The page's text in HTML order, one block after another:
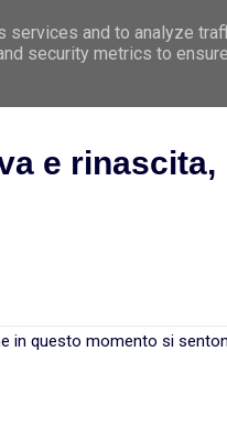
Argomenti
e
in questo momento si
and to analyze
security metrics to